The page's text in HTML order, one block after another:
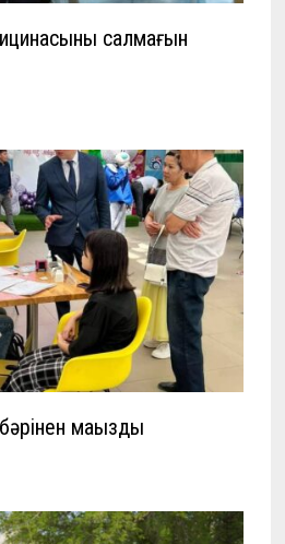
салмағын
маңызды